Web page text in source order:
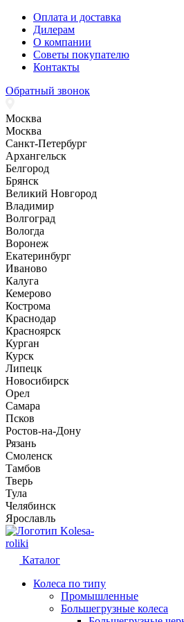
Оплата и доставка
Дилерам
О компании
Советы покупателю
Контакты
Обратный звонок
Москва
Москва
Санкт-Петербург
Архангельск
Белгород
Брянск
Великий Новгород
Владимир
Волгоград
Вологда
Воронеж
Екатеринбург
Иваново
Калуга
Кемерово
Кострома
Краснодар
Красноярск
Курган
Курск
Липецк
Новосибирск
Орел
Самара
Псков
Ростов-на-Дону
Рязань
Смоленск
Тамбов
Тверь
Тула
Челябинск
Ярославль
Kolesa-
roliki
Каталог
Колеса по типу
Промышленные
Большегрузные колеса